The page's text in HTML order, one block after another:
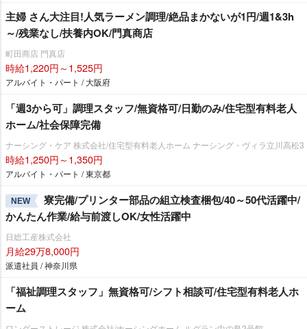
主婦 さん大注目!人気ラーメン調理/絶品まかないが1円/週1&3h
～/残業なし/扶養内OK/門真商店
町田商店 門真店
時給1,220円～1,525円
アルバイト・パート / 大阪府
「週3から可」調理スタッフ/無資格可/日勤のみ/住宅型有料老人
ホーム/社会保障完備
ナーシング・ケア 株式会社/住宅型有料老人ホーム ナーシング・ヴィラ立川高松3
時給1,250円～1,350円
アルバイト・パート / 東京都
NEW
寮完備/プリンター部品の組立検査梱包/40～50代活躍中/
かんたん作業/給与前渡しOK/女性活躍中
日総工産株式会社
月給29万8,000円
派遣社員 / 神奈川県
「福祉調理スタッフ」無資格可/シフト相談可/住宅型有料老人ホ
ーム